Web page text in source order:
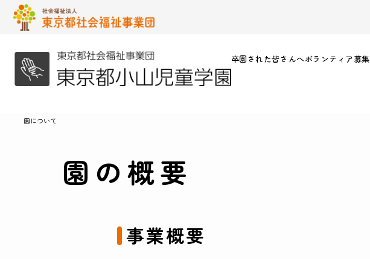
卒園された皆さんへボランティア募集
園について
園の概要
事業概要